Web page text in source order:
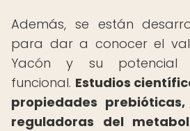
Además, se están
para dar a conocer el
Yacón y su potencial
funcional. Estudios
propiedades
reguladoras del